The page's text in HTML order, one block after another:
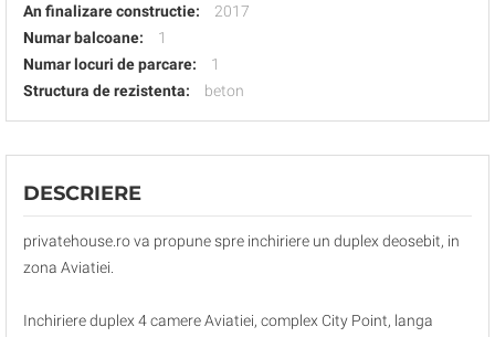
An finalizare constructie:
2017
Numar balcoane:
1
Numar locuri de parcare:
1
Structura de rezistenta:
beton
DESCRIERE
privatehouse.ro va propune spre inchiriere un duplex deosebit, in
zona Aviatiei.
Inchiriere duplex 4 camere Aviatiei, complex City Point, langa